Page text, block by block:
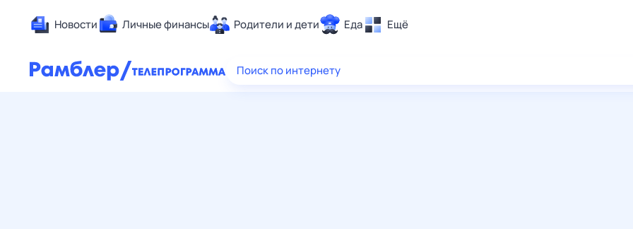
Новости Личные финансы Родители и дети Еда Ещё
Здоровье
Поиск по интернету